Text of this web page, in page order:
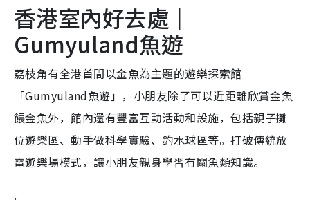
香港室內好去處｜
Gumyuland魚遊
荔枝角有全港首間以金魚為主題的遊樂探索館
「Gumyuland魚遊」，小朋友除了可以近距離欣賞金魚
餵金魚外，館內還有豐富互動活動和設施，包括親子攤
位遊樂區、動手做科學實驗、釣水球區等。打破傳統放
電遊樂場模式，讓小朋友親身學習有關魚類知識。
.